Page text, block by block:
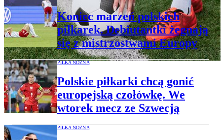
Koniec marzeń polskich
piłkarek. Debiutantki żegnają
się z mistrzostwami Europy
PIŁKA NOŻNA
Polskie piłkarki chcą gonić
europejską czołówkę. We
wtorek mecz ze Szwecją
PIŁKA NOŻNA